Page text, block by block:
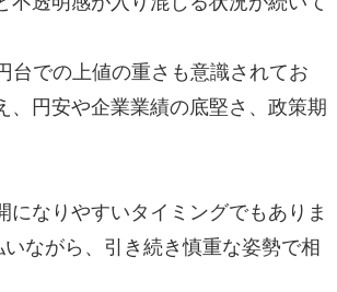
台での上値の重さも意識されてお
、円安や企業業績の底堅さ、政策期
なりやすいタイミングでもありま
ながら、引き続き慎重な姿勢で相